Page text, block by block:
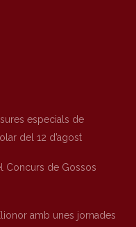
especials de
del 12 d’agost
Concurs de Gossos
amb unes jornades